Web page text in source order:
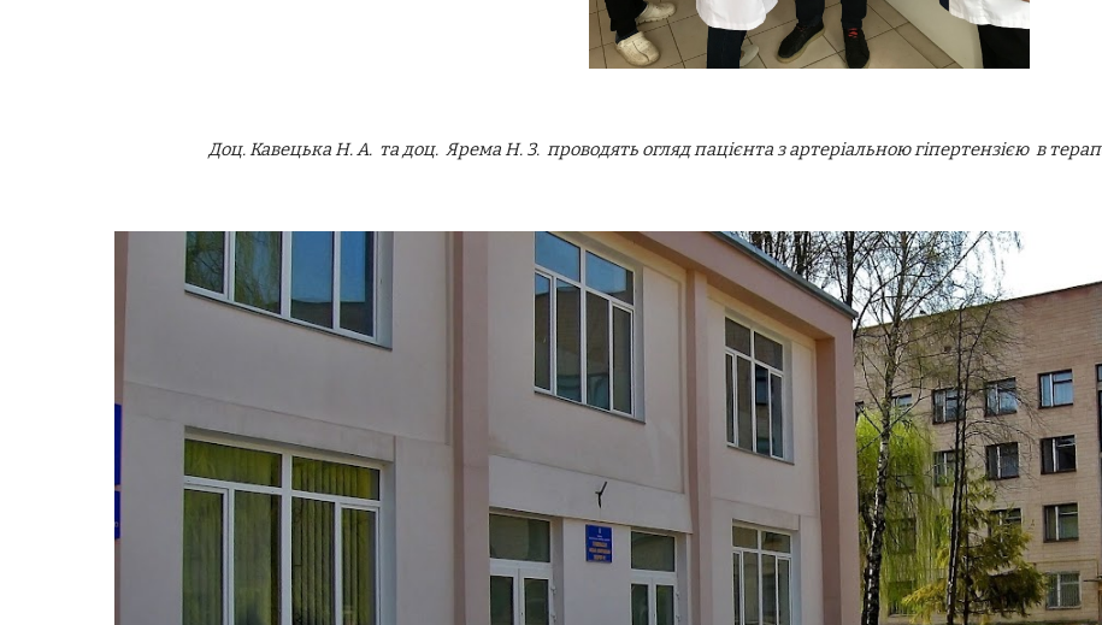
Доц. Кавецька Н. А. та доц. Ярема Н. З. проводять огляд пацієнта з артеріальною гіпертензією в